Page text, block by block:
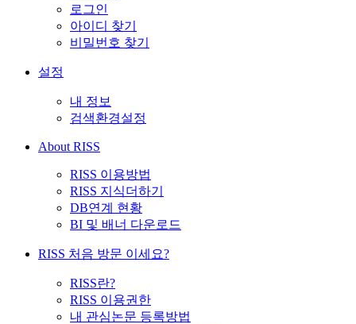
로그인
아이디 찾기
비밀번호 찾기
설정
내 정보
검색환경설정
About RISS
RISS 이용방법
RISS 지식더하기
DB연계 현황
BI 및 배너 다운로드
RISS 처음 방문 이세요?
RISS란?
RISS 이용권한
내 관심논문 등록방법